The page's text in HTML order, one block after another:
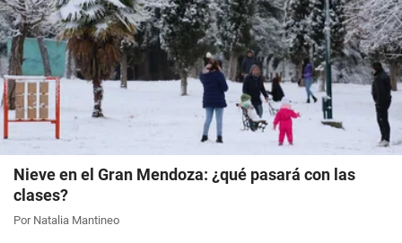
Nieve en el Gran Mendoza: ¿qué pasará con las
clases?
Por Natalia Mantineo